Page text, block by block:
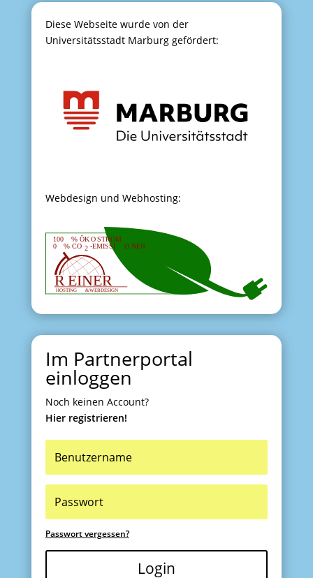
Diese Webseite wurde von der
Universitätsstadt Marburg gefördert:
Webdesign und Webhosting:
Im Partnerportal
einloggen
Noch keinen Account?
Hier registrieren!
Passwort vergessen?
Login